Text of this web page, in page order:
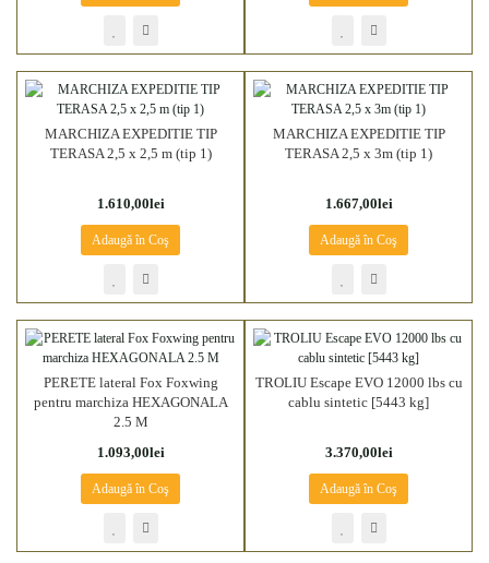
MARCHIZA EXPEDITIE TIP
TERASA 2,5 x 2,5 m (tip 1)
1.610,00lei
Adaugă în Coş
MARCHIZA EXPEDITIE TIP
TERASA 2,5 x 3m (tip 1)
1.667,00lei
Adaugă în Coş
PERETE lateral Fox Foxwing
pentru marchiza HEXAGONALA
2.5 M
1.093,00lei
Adaugă în Coş
TROLIU Escape EVO 12000 lbs cu
cablu sintetic [5443 kg]
3.370,00lei
Adaugă în Coş